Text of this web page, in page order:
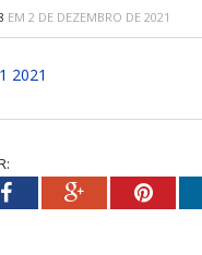
EM 2 DE DEZEMBRO DE 2021
2021
FacebookGoogle+